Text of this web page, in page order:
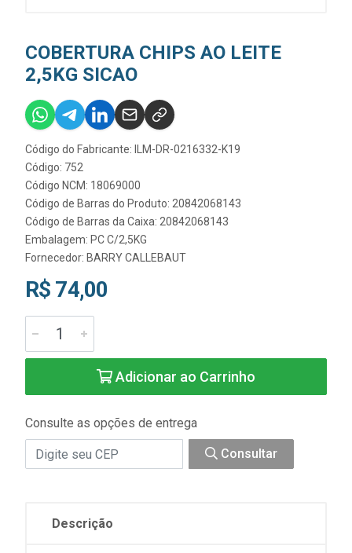
COBERTURA CHIPS AO LEITE
2,5KG SICAO
Código do Fabricante: ILM-DR-0216332-K19
Código: 752
Código NCM: 18069000
Código de Barras do Produto: 20842068143
Código de Barras da Caixa: 20842068143
Embalagem: PC C/2,5KG
Fornecedor: BARRY CALLEBAUT
R$ 74,00
Adicionar ao Carrinho
Consulte as opções de entrega
Consultar
Descrição